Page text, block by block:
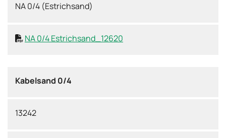
NA 0/4 (Estrichsand)
 NA 0/4 Estrichsand_12620
Kabelsand 0/4
13242